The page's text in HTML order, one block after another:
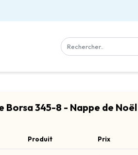
Borsa 345-8 - Nappe de
Produit Prix